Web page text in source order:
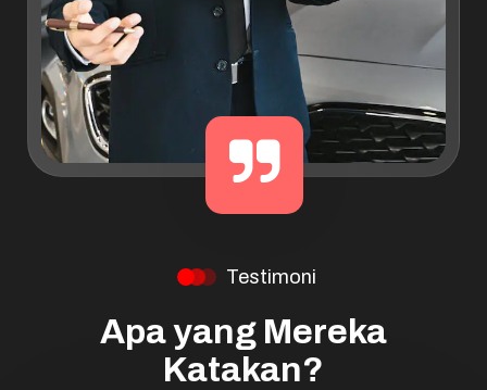
Testimoni
Apa yang Mereka
Katakan?